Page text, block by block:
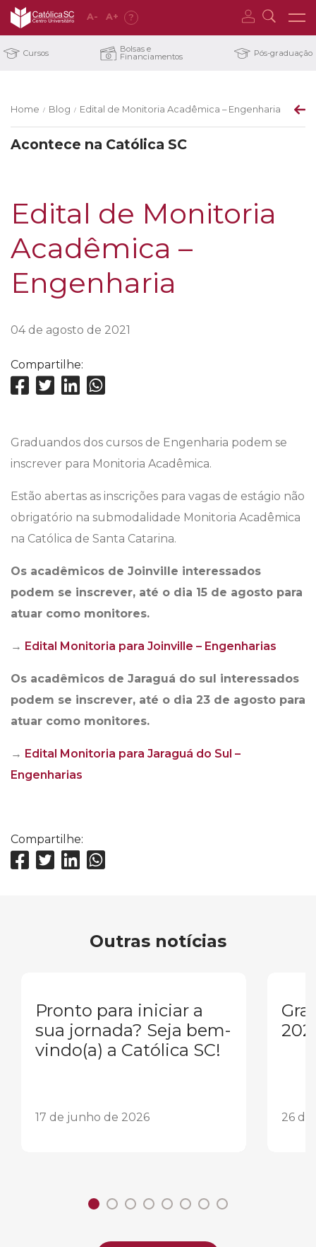
A- A+ ?
Cursos Bolsas e
Financiamentos Pós-graduação
Home / Blog / Edital de Monitoria Acadêmica – Engenharia
Acontece na Católica SC
Edital de Monitoria
Acadêmica –
Engenharia
04 de agosto de 2021
Compartilhe:
Graduandos dos cursos de Engenharia podem se
inscrever para Monitoria Acadêmica.
Estão abertas as inscrições para vagas de estágio não
obrigatório na submodalidade Monitoria Acadêmica
na Católica de Santa Catarina.
Os acadêmicos de Joinville interessados
podem se inscrever, até o dia 15 de agosto para
atuar como monitores.
→ Edital Monitoria para Joinville – Engenharias
Os acadêmicos de Jaraguá do sul interessados
podem se inscrever, até o dia 23 de agosto para
atuar como monitores.
→ Edital Monitoria para Jaraguá do Sul –
Engenharias
Compartilhe:
Outras notícias
Pronto para iniciar a
sua jornada? Seja bem-
vindo(a) a Católica SC!
17 de junho de 2026 26 de